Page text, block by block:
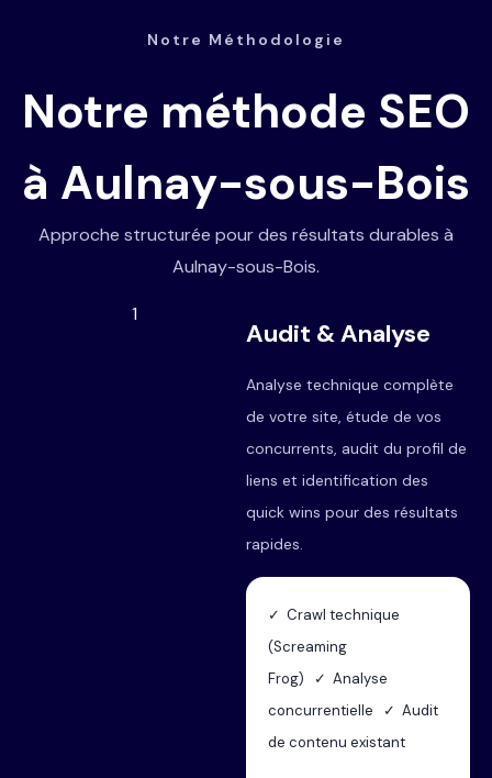
Notre Méthodologie
Notre méthode SEO
à Aulnay-sous-Bois
Approche structurée pour des résultats durables à
Aulnay-sous-Bois.
1
Audit & Analyse
Analyse technique complète
de votre site, étude de vos
concurrents, audit du profil de
liens et identification des
quick wins pour des résultats
rapides.
✓ Crawl technique
(Screaming
Frog) ✓ Analyse
concurrentielle ✓ Audit
de contenu existant